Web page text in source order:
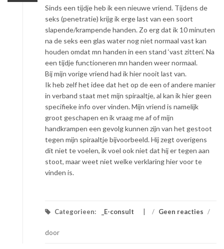
Sinds een tijdje heb ik een nieuwe vriend. Tijdens de
seks (penetratie) krijg ik erge last van een soort
slapende/krampende handen. Zo erg dat ik 10 minuten
na de seks een glas water nog niet normaal vast kan
houden omdat mn handen in een stand ‘vast zitten’. Na
een tijdje functioneren mn handen weer normaal.
Bij mijn vorige vriend had ik hier nooit last van.
Ik heb zelf het idee dat het op de een of andere manier
in verband staat met mijn spiraaltje, al kan ik hier geen
specifieke info over vinden. Mijn vriend is namelijk
groot geschapen en ik vraag me af of mijn
handkrampen een gevolg kunnen zijn van het gestoot
tegen mijn spiraaltje bijvoorbeeld. Hij zegt overigens
dit niet te voelen, ik voel ook niet dat hij er tegen aan
stoot, maar weet niet welke verklaring hier voor te
vinden is.
Categorieen: _E-consult / Geen reacties /
door